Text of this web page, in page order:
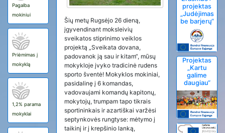
Pagalba
mokiniui
Priėmimas į
mokyklą
1,2% parama
mokyklai
Šių metų Rugsėjo 26 dieną,
įgyvendinant moksleivių
sveikatos stiprinimo veiklos
projektą „Sveikata dovana,
padovanok ją sau ir kitam“, mūsų
mokykloje įvyko tradicinė rudens
sporto šventė! Mokyklos mokiniai,
pasidalinę į 6 komandas,
vadovaujami komandų kapitonų,
mokytojų, trumpam tapo tikrais
sportininkais ir azartiškai varžėsi
septynkovės rungtyse: mėtymo į
taikinį ir į krepšinio lanką,
projektas
„Judėjimas
be barjerų“
Projektas
„Kartu
galime
daugiau“